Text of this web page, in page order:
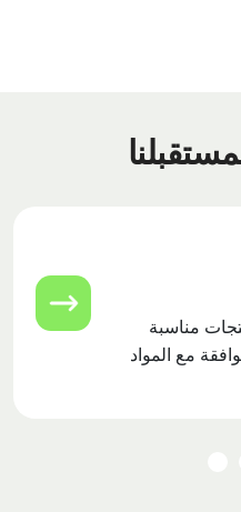
مناسبة
مع المواد